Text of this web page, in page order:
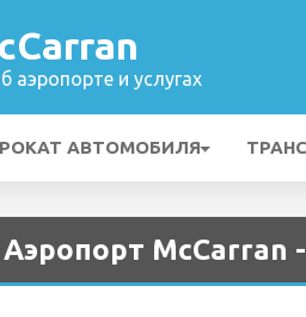
и услугах
АВТОМОБИЛЯ
McCarran